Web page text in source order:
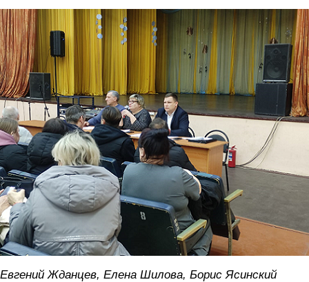
foto3.png
Евгений Жданцев, Елена Шилова, Борис Ясинский